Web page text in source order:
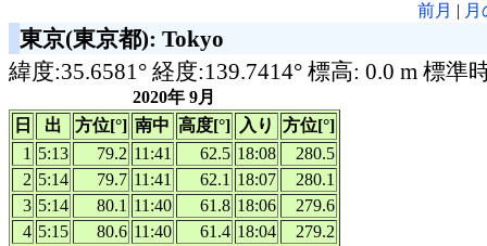
前月 |
東京(東京都): Tokyo
緯度:35.6581° 経度:139.7414° 標高: 0.0 m 標準
2020年 9月
日
出 方位[°] 南中 高度[°] 入り
方位[°]
1 5:13 79.2 11:41 62.5 18:08
280.5
2 5:14 79.7 11:41 62.1 18:07
280.1
3 5:14 80.1 11:40 61.8 18:06
279.6
4 5:15 80.6 11:40 61.4 18:04
279.2